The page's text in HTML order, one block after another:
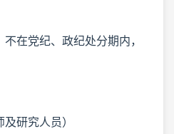
不在党纪、政纪处分期内，
研究人员）